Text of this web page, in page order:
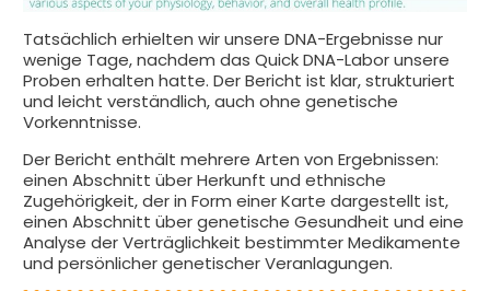
Tatsächlich erhielten wir unsere DNA-Ergebnisse nur
wenige Tage, nachdem das Quick DNA-Labor unsere
Proben erhalten hatte. Der Bericht ist klar, strukturiert
und leicht verständlich, auch ohne genetische
Vorkenntnisse.
Der Bericht enthält mehrere Arten von Ergebnissen:
einen Abschnitt über Herkunft und ethnische
Zugehörigkeit, der in Form einer Karte dargestellt ist,
einen Abschnitt über genetische Gesundheit und eine
Analyse der Verträglichkeit bestimmter Medikamente
und persönlicher genetischer Veranlagungen.